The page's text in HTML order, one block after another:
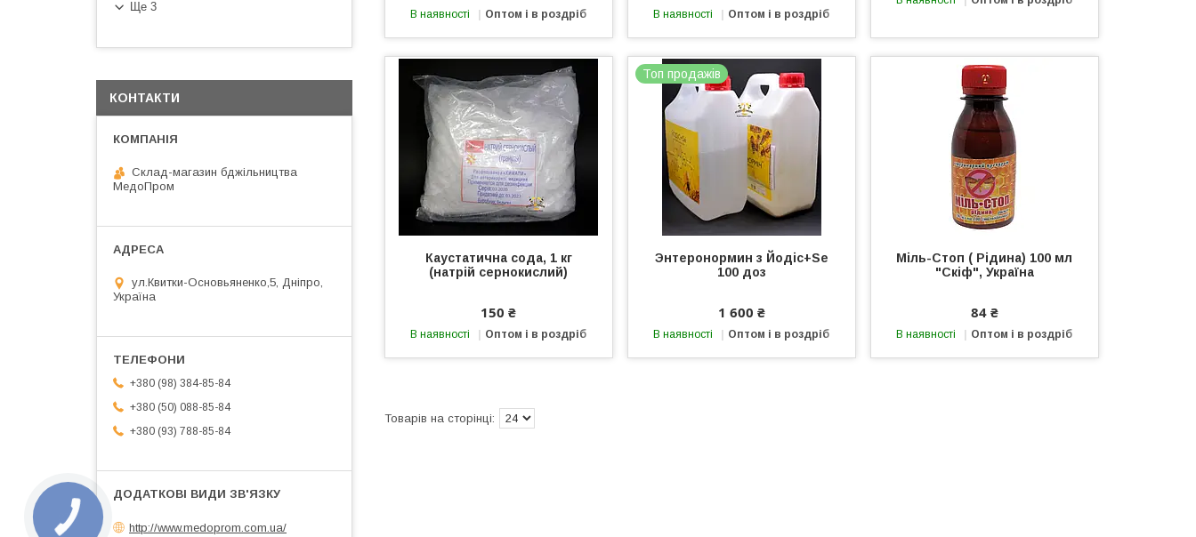
В наявності Оптом і в роздріб В наявності Оптом і в роздріб
Каустатична сода, 1 кг
(натрій сернокислий)
150 ₴
В наявності Оптом і в роздріб
Топ продажів
Энтеронормин з Йодіс+Se
100 доз
1 600 ₴
В наявності Оптом і в роздріб
Міль-Стоп ( Рідина) 100 мл
"Скіф", Україна
84 ₴
В наявності Оптом і в роздріб
Ще 3
КОНТАКТИ
Склад-магазин бджільництва
МедоПром
ул.Квитки-Основьяненко,5, Дніпро,
Україна
+380 (98) 384-85-84
+380 (50) 088-85-84
+380 (93) 788-85-84
http://www.medoprom.com.ua/